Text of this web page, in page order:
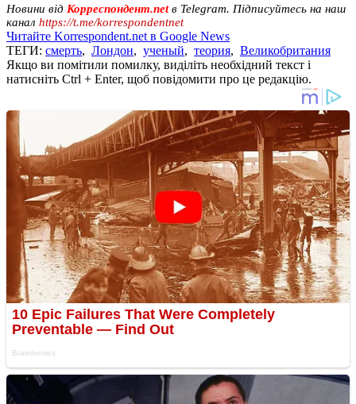
Новини від Корреспондент.net в Telegram. Підписуйтесь на наш
канал https://t.me/korrespondentnet
Читайте Korrespondent.net в Google News
ТЕГИ: смерть, Лондон, ученый, теория, Великобритания
Якщо ви помітили помилку, виділіть необхідний текст і
натисніть Ctrl + Enter, щоб повідомити про це редакцію.